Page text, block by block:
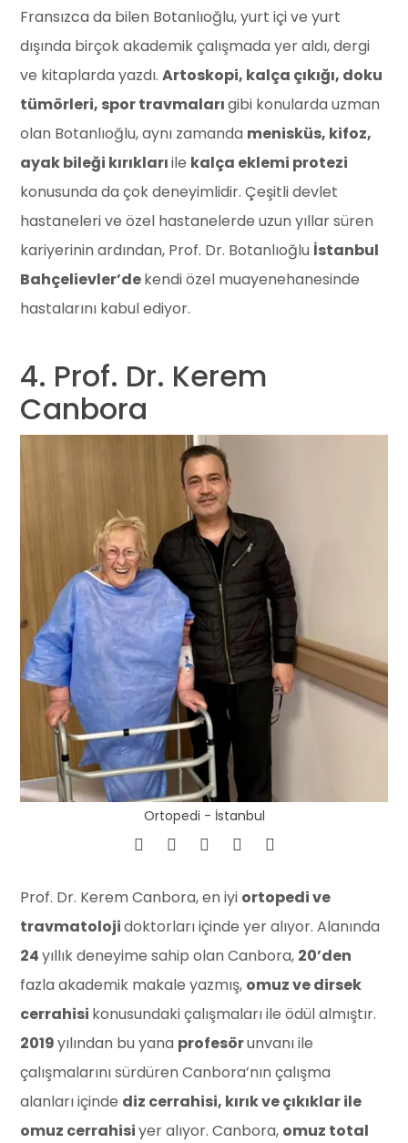
Fransızca da bilen Botanlıoğlu, yurt içi ve yurt
dışında birçok akademik çalışmada yer aldı, dergi
ve kitaplarda yazdı.Artoskopi, kalça çıkığı, doku
tümörleri, spor travmalarıgibi konularda uzman
olan Botanlıoğlu, aynı zamanda menisküs, kifoz,
ayak bileği kırıklarıile kalça eklemi protezi
konusunda da çok deneyimlidir. Çeşitli devlet
hastaneleri ve özel hastanelerde uzun yıllar süren
kariyerinin ardından, Prof. Dr. Botanlıoğlu İstanbul
Bahçelievler’dekendi özel muayenehanesinde
hastalarını kabul ediyor.
4. Prof. Dr. Kerem
Canbora
Ortopedi - İstanbul
Prof. Dr. Kerem Canbora, en iyi ortopedi ve
travmatolojidoktorları içinde yer alıyor. Alanında
24yıllık deneyime sahip olan Canbora, 20’den
fazla akademik makale yazmış, omuz ve dirsek
cerrahisi konusundaki çalışmaları ile ödül almıştır.
2019yılından bu yana profesörunvanı ile
çalışmalarını sürdüren Canbora’nın çalışma
alanları içinde diz cerrahisi, kırık ve çıkıklar ile
omuz cerrahisiyer alıyor. Canbora, omuz total